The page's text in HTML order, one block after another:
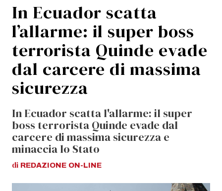
In Ecuador scatta
l’allarme: il super boss
terrorista Quinde evade
dal carcere di massima
sicurezza
In Ecuador scatta l'allarme: il super
boss terrorista Quinde evade dal
carcere di massima sicurezza e
minaccia lo Stato
di REDAZIONE ON-LINE